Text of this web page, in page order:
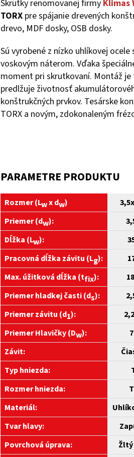
Skrutky renomovanej firmy Klimas
TORX pre spájanie drevených
drevo, MDF dosky, OSB dosky.
Sú vyrobené z nízko uhlíkovej
voskovým náterom. Vďaka
moment pri skrutkovaní. Montáž
predlžuje životnosť
konštrukčných prvkov. Tesárske
TORX a novým, zdokonaleným
PARAMETRE PRODUKTU
Rozmer (Lwxdw)
Priemer (dw):
Dĺžka (Lw):
Pracovná dĺžka závitu (Lg):
Max. úžitková dĺžka (tfix):
Priemer hladkej časti (ds):
Priemer závitu (d1):
Priemer Hlavičky (Dw):
Závit:
Typ hniezda:
Rozmer hniezda:
Materiál:
Tvar hlavy:
Povrchová úprava: